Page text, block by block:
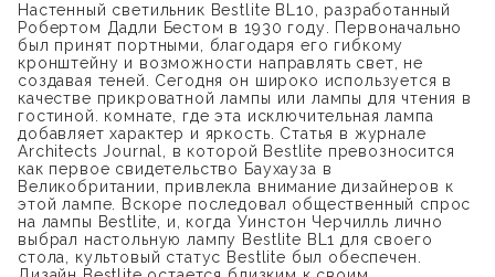
Настенный светильник Bestlite BL10, разработанный
Робертом Дадли Бестом в 1930 году. Первоначально
был принят портными, благодаря его гибкому
кронштейну и возможности направлять свет, не
создавая теней. Сегодня он широко используется в
качестве прикроватной лампы или лампы для чтения в
гостиной. комнате, где эта исключительная лампа
добавляет характер и яркость. Статья в журнале
Architects Journal, в которой Bestlite превозносится
как первое свидетельство Баухауза в
Великобритании, привлекла внимание дизайнеров к
этой лампе. Вскоре последовал общественный спрос
на лампы Bestlite, и, когда Уинстон Черчилль лично
выбрал настольную лампу Bestlite BL1 для своего
стола, культовый статус Bestlite был обеспечен.